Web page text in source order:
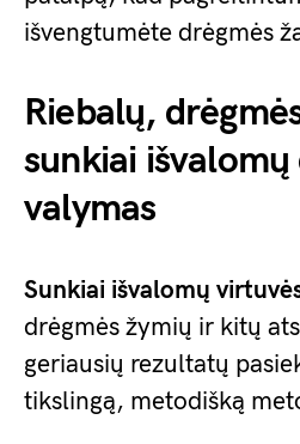
išvengtumėte drėgmės
Riebalų,
sunkiai išvalomų
valymas
Sunkiai išvalomų
drėgmės žymių ir kitų
geriausių rezultatų
tikslingą, metodišką